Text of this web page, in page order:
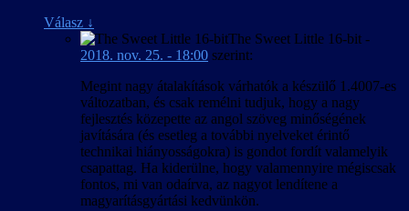
Válasz ↓
The Sweet Little 16-bit -
2018. nov. 25. - 18:00 szerint:
Megint nagy átalakítások várhatók a készülő 1.4007-es
változatban, és csak remélni tudjuk, hogy a nagy
fejlesztés közepette az angol szöveg minőségének
javítására (és esetleg a további nyelveket érintő
technikai hiányosságokra) is gondot fordít valamelyik
csapattag. Ha kiderülne, hogy valamennyire mégiscsak
fontos, mi van odaírva, az nagyot lendítene a
magyarításgyártási kedvünkön.